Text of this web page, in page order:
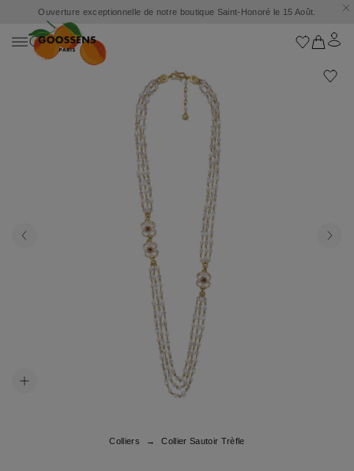
Ouverture exceptionnelle de notre boutique Saint-Honoré le 15 Août.
Colliers Collier Sautoir Trèfle